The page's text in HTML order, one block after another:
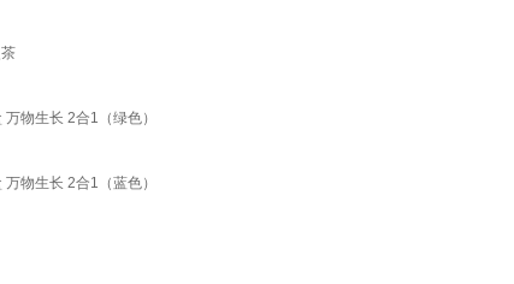
物生长 2合1（绿色）
物生长 2合1（蓝色）